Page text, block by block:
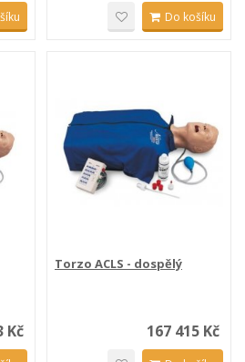
Do košíku
Kč
Torzo ACLS - dospělý
167 415 Kč